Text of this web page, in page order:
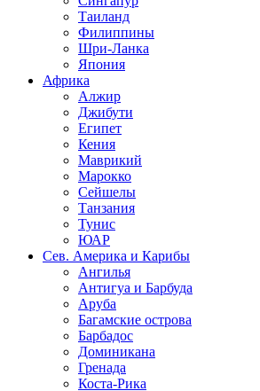
Таиланд
Филиппины
Шри-Ланка
Япония
Африка
Алжир
Джибути
Египет
Кения
Маврикий
Марокко
Сейшелы
Танзания
Тунис
ЮАР
Сев. Америка и Карибы
Ангилья
Антигуа и Барбуда
Аруба
Багамские острова
Барбадос
Доминикана
Гренада
Коста-Рика